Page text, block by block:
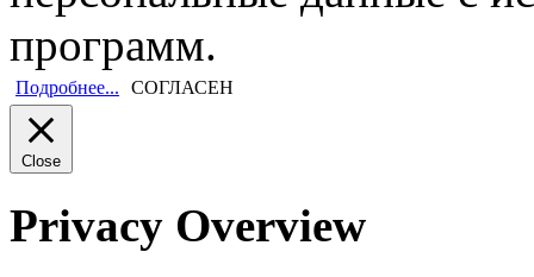
программ.
Подробнее... СОГЛАСЕН
Close
Privacy Overview